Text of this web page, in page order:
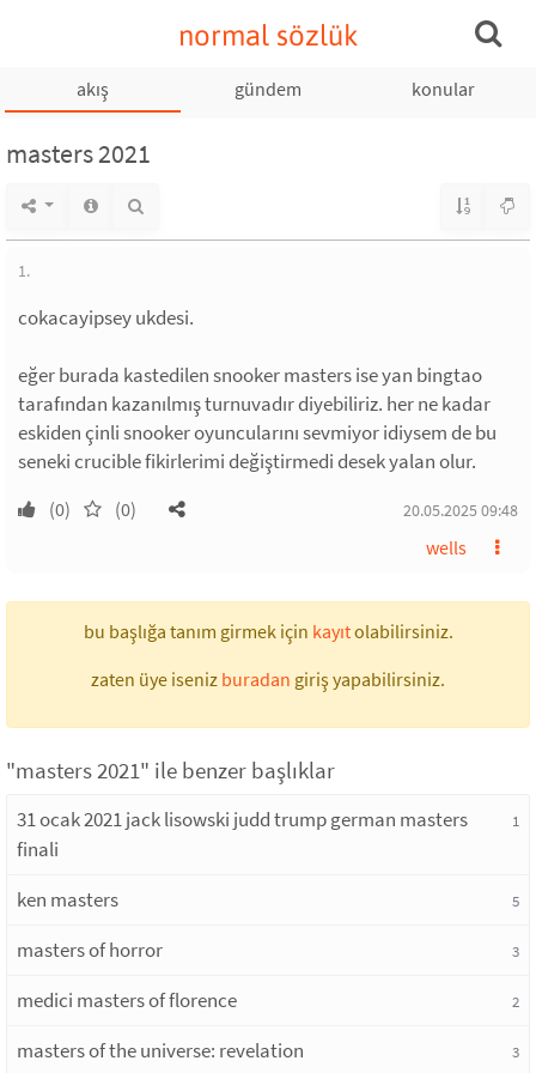
normal sözlük
akış gündem konular
masters 2021
1.
cokacayipsey ukdesi.
eğer burada kastedilen snooker masters ise yan bingtao
tarafından kazanılmış turnuvadır diyebiliriz. her ne kadar
eskiden çinli snooker oyuncularını sevmiyor idiysem de bu
seneki crucible fikirlerimi değiştirmedi desek yalan olur.
(0) (0) 20.05.2025 09:48
wells
bu başlığa tanım girmek için kayıtolabilirsiniz.
zaten üye iseniz buradan giriş yapabilirsiniz.
"masters 2021" ile benzer başlıklar
31 ocak 2021 jack lisowski judd trump german masters
finali
1
ken masters 5
masters of horror 3
medici masters of florence 2
masters of the universe: revelation 3